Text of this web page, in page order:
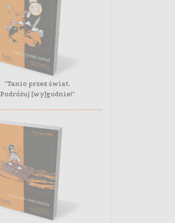
"Tanio przez świat.
Podróżuj [wy]godnie!"